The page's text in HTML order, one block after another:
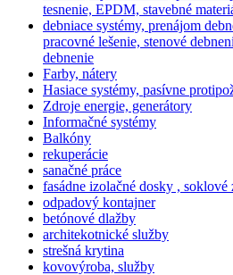
tesnenie, EPDM, stavebné
debniace systémy, prenájom
pracovné lešenie, stenové
debnenie
Farby, nátery
Hasiace systémy, pasívne
Zdroje energie, generátory
Informačné systémy
Balkóny
rekuperácie
sanačné práce
fasádne izolačné dosky , soklové
odpadový kontajner
betónové dlažby
architekotnické služby
strešná krytina
kovovýroba, služby